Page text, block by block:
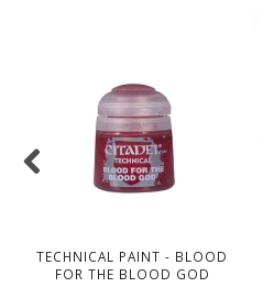
TECHNICAL PAINT - BLOOD
FOR THE BLOOD GOD